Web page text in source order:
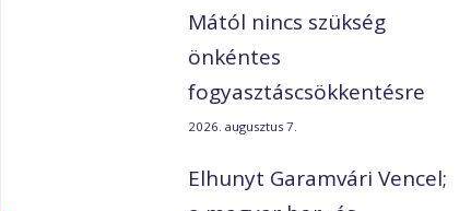
Mától nincs szükség
önkéntes
fogyasztáscsökkentésre
2026. augusztus 7.
Elhunyt Garamvári Vencel;